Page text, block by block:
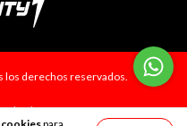
los derechos reservados.